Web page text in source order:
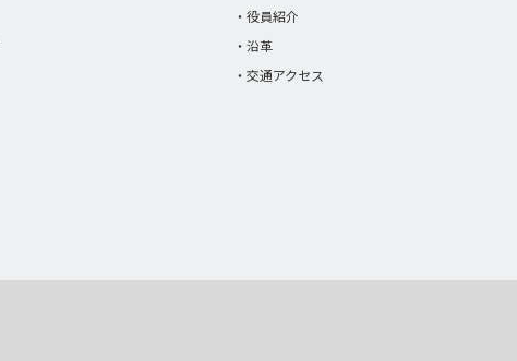
・役員紹介
・沿革
・交通アクセス